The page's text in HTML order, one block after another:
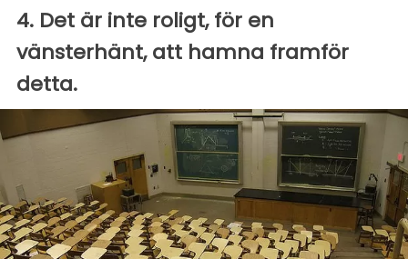
4. Det är inte roligt, för en
vänsterhänt, att hamna framför
detta.